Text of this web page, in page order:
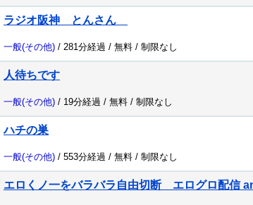
ラジオ阪神 とんさん
一般(その他) / 281分経過 / 無料 / 制限なし
人待ちです
一般(その他) / 19分経過 / 無料 / 制限なし
ハチの巣
一般(その他) / 553分経過 / 無料 / 制限なし
エロくノ一をバラバラ自由切断 エログロ配信